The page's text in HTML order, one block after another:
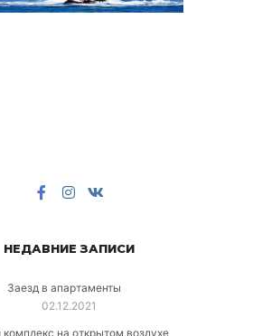
НЕДАВНИЕ ЗАПИСИ
Заезд в апартаменты
02.12.2021
на открытом воздухе